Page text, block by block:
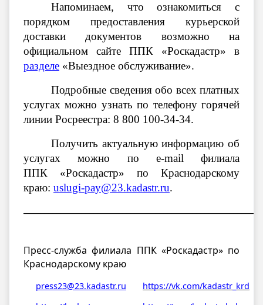
Напоминаем, что ознакомиться с
порядком предоставления курьерской
доставки документов возможно на
официальном сайте ППК «Роскадастр» в
разделе «Выездное обслуживание».
Подробные сведения обо всех платных
услугах можно узнать по телефону горячей
линии Росреестра: 8 800 100-34-34.
Получить актуальную информацию об
услугах можно по e-mail филиала
ППК «Роскадастр» по Краснодарскому
краю: uslugi-pay@23.kadastr.ru.
Пресс-служба филиала ППК «Роскадастр» по
Краснодарскому краю
press23@23.kadastr.ru
https://vk.com/kadastr_krd